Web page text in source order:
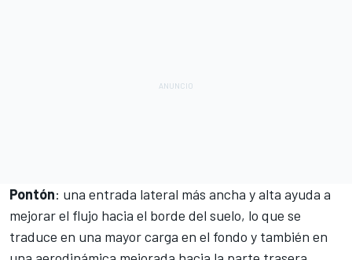
Pontón: una entrada lateral más ancha y alta ayuda a
mejorar el flujo hacia el borde del suelo, lo que se
traduce en una mayor carga en el fondo y también en